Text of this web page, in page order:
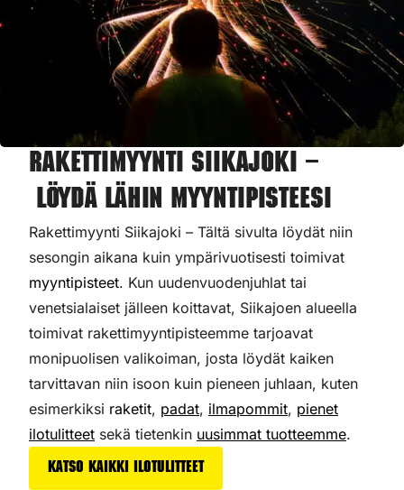
Rakettimyynti Siikajoki –
Löydä lähin myyntipisteesi
Rakettimyynti Siikajoki – Tältä sivulta löydät niin
sesongin aikana kuin ympärivuotisesti toimivat
myyntipisteet. Kun uudenvuodenjuhlat tai
venetsialaiset jälleen koittavat, Siikajoen alueella
toimivat rakettimyyntipisteemme tarjoavat
monipuolisen valikoiman, josta löydät kaiken
tarvittavan niin isoon kuin pieneen juhlaan, kuten
esimerkiksi raketit, padat, ilmapommit, pienet
ilotulitteet sekä tietenkin uusimmat tuotteemme.
Katso kaikki ilotulitteet